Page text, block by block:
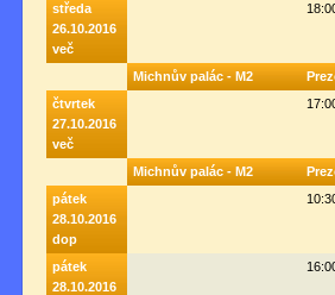
středa
26.10.2016
več
Michnův palác - M2
čtvrtek
27.10.2016
več
Michnův palác - M2
pátek
28.10.2016
dop
pátek
28.10.2016